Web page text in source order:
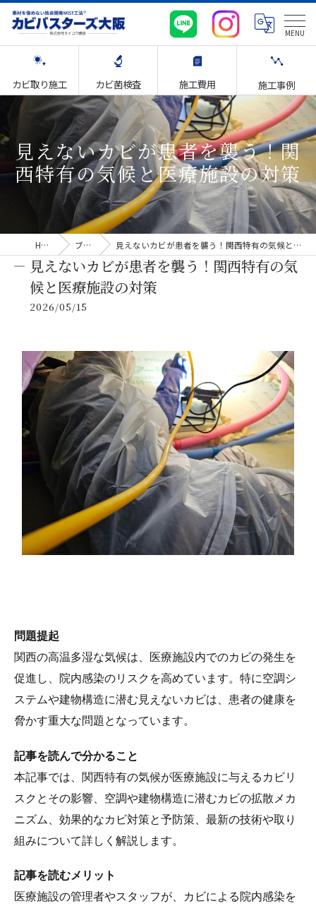
カビ取り施工 カビ菌検査 施工費用 施工事例
見えないカビが患者を襲う！関
西特有の気候と医療施設の対策
HOME ブログ 見えないカビが患者を襲う！関西特有の気候と医療施設の対策
見えないカビが患者を襲う！関西特有の気
候と医療施設の対策
2026/05/15
問題提起
関西の高温多湿な気候は、医療施設内でのカビの発生を
促進し、院内感染のリスクを高めています。特に空調シ
ステムや建物構造に潜む見えないカビは、患者の健康を
脅かす重大な問題となっています。
記事を読んで分かること
本記事では、関西特有の気候が医療施設に与えるカビリ
スクとその影響、空調や建物構造に潜むカビの拡散メカ
ニズム、効果的なカビ対策と予防策、最新の技術や取り
組みについて詳しく解説します。
記事を読むメリット
医療施設の管理者やスタッフが、カビによる院内感染を